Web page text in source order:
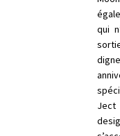
qui
Ject